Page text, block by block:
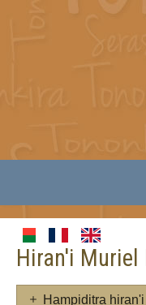
Hiran'i Muriel
Hampiditra